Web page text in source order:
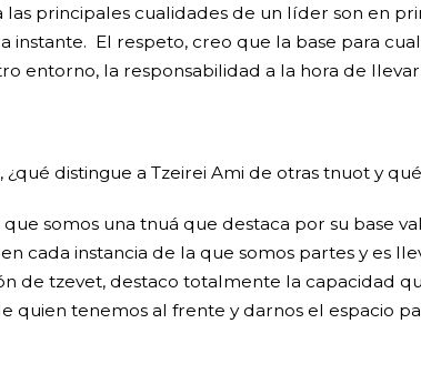
las principales cualidades de un líder son en
instante. El respeto, creo que la base para
entorno, la responsabilidad a la hora de
distingue a Tzeirei Ami de otras tnuot y
somos una tnuá que destaca por su base
cada instancia de la que somos partes y es
de tzevet, destaco totalmente la capacidad
quien tenemos al frente y darnos el espacio